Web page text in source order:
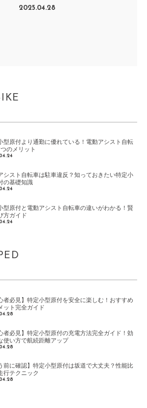
2025.04.28
型原付より通勤に優れている！電動アシスト自転
のメリット
シスト自転車は駐車違反？知っておきたい特定小
の基礎知識
型原付と電動アシスト自転車の違いがわかる！賢
方ガイド
者必見】特定小型原付を安全に楽しむ！おすすめ
ット完全ガイド
者必見】特定小型原付の充電方法完全ガイド！効
使い方で航続距離アップ
前に確認】特定小型原付は坂道で大丈夫？性能比
行テクニック